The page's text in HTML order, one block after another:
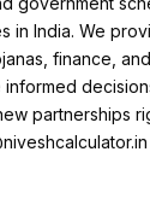
in India. We
finance,
partnerships